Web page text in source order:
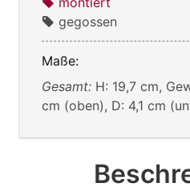
gegossen
Maße:
Gesamt: H: 19,7 cm,
cm (oben), D: 4,1 cm